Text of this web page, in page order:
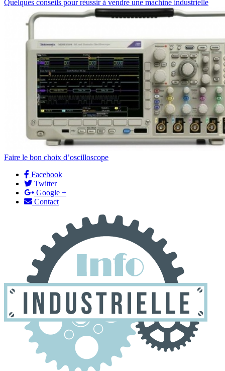
Quelques conseils pour réussir à vendre une machine industrielle
Faire le bon choix d’oscilloscope
Facebook
Twitter
Google +
Contact